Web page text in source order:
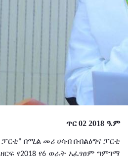
ጥር 02 2018 ዓ.ም
ፓርቲ" በሚል መሪ ሀሳብ በብልፅግና ፓርቲ
ዘርፍ የ2018 የ6 ወራት አፈፃፀም ግምገማ